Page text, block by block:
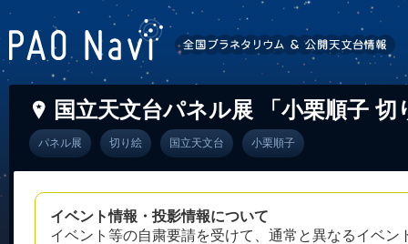
国立天文台パネル展 「小栗順子
パネル展 切り絵 国立天文台 小栗順子
イベント情報・投影情報について
イベント等の自粛要請を受けて、通常と異なるイベ